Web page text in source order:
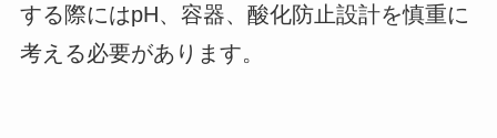
する際にはpH、容器、酸化防止設計を慎重に
考える必要があります。